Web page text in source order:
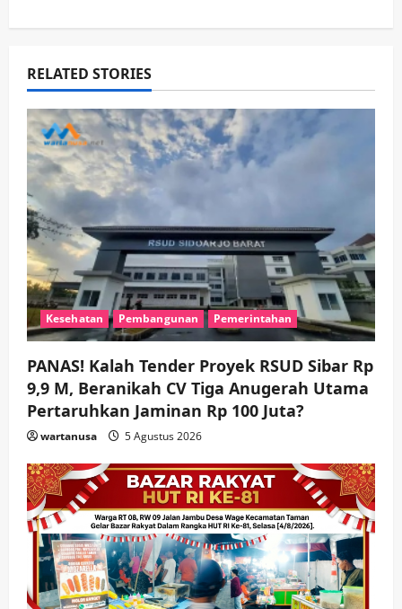
i
g
a
t
i
o
n
RELATED STORIES
Kesehatan Pembangunan Pemerintahan
PANAS! Kalah Tender Proyek RSUD Sibar Rp
9,9 M, Beranikah CV Tiga Anugerah Utama
Pertaruhkan Jaminan Rp 100 Juta?
wartanusa 5 Agustus 2026